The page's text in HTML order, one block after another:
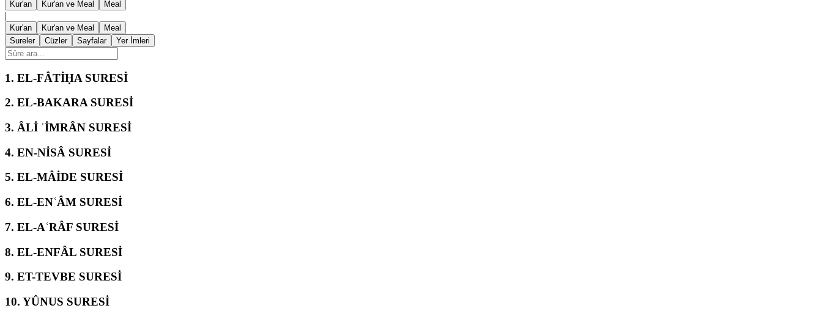
Kur'an Kur'an ve Meal Meal
|
Kur'an Kur'an ve Meal
Meal
Sureler
Cüzler Sayfalar Yer İmleri
1. EL-FÂTİḤA SURESİ
2. EL-BAKARA SURESİ
3. ÂLİ ʿİMRÂN SURESİ
4. EN-NİSÂ SURESİ
5. EL-MÂİDE SURESİ
6. EL-ENʿÂM SURESİ
7. EL-AʿRÂF SURESİ
8. EL-ENFÂL SURESİ
9. ET-TEVBE SURESİ
10. YÛNUS SURESİ